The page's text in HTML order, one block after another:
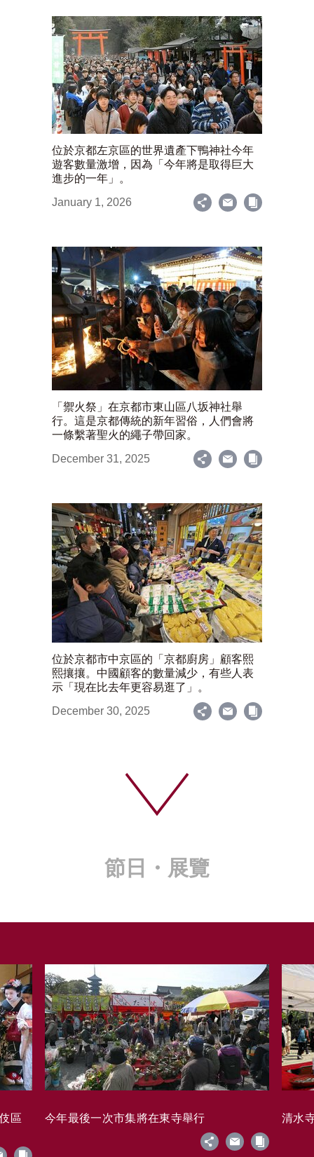
位於京都左京區的世界遺產下鴨神社今年
遊客數量激增，因為「今年將是取得巨大
進步的一年」。
January 1, 2026
「禦火祭」在京都市東山區八坂神社舉
行。這是京都傳統的新年習俗，人們會將
一條繫著聖火的繩子帶回家。
December 31, 2025
位於京都市中京區的「京都廚房」顧客熙
熙攘攘。中國顧客的數量減少，有些人表
示「現在比去年更容易逛了」。
December 30, 2025
節日・展覽
區 今年最後一次市集將在東寺舉行 清水